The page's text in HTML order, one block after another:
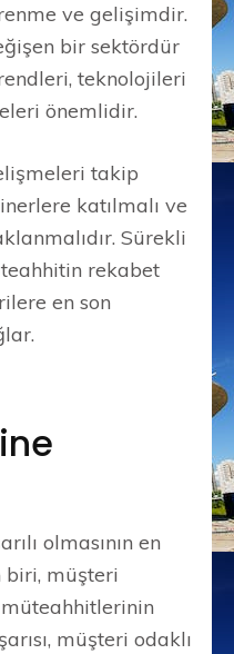
ve gelişimdir.
bir sektördür
teknolojileri
önemlidir.
takip
katılmalı ve
Sürekli
rekabet
en son
olmasının en
biri, müşteri
müşteri odaklı